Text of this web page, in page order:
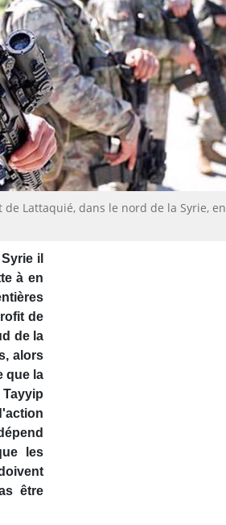
Lattaquié, dans le nord de la Syrie, en
il
à en
de
de la
alors
que la
les
être